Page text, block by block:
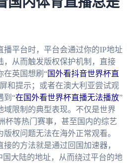
播平台时，平台会通过你的IP地址
，从而触发版权保护机制，直接
在英国想刷“国外看抖音世界杯直
和提示；或者在澳大利亚尝试观
到“在国外看世界杯直播无法播放”
限制的典型表现。不仅是世界
杯等热门赛事，甚至国内的综艺
权问题无法在海外正常观看。
的方法就是通过回国加速器，
国大陆的地址，从而绕过平台的地